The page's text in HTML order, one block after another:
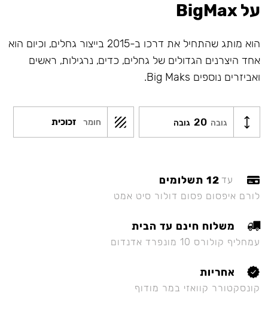
על BigMax
הוא מותג שהתחיל את דרכו ב-2015 בייצור גחלים, וכיום הוא
אחד היצרנים הגדולים של גחלים, כדים, נרגילות, ראשים
ואביזרים נוספים Big Maks.
גובה 20 גובה חומר זכוכית
עד 12 תשלומים
לורם איפסום פסום דולור סיט אמט
משלוח חינם עד הבית
עמחליף קולורס 10 מונפרד אדנדום
אחריות
קונסקטורר קוואזי במר מודוף